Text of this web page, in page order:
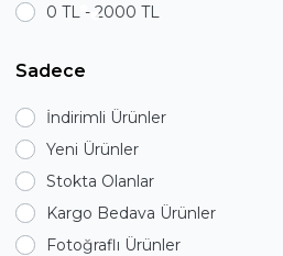
0 TL - 2000 TL
Sadece
İndirimli Ürünler
Yeni Ürünler
Stokta Olanlar
Kargo Bedava Ürünler
Fotoğraflı Ürünler